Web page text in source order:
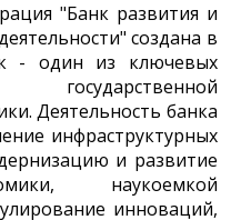
"Банк развития и
создана в
- один из ключевых
Деятельность банка
инфраструктурных
и развитие
наукоемкой
инноваций,